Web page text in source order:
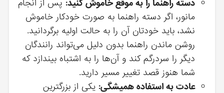
دسته راهنما را به موقع خاموش کنید: پس از انجام
مانور، اگر دسته راهنما به صورت خودکار خاموش
نشد، باید خودتان آن را به حالت اولیه برگردانید.
روشن ماندن راهنما بدون دلیل می‌تواند رانندگان
دیگر را سردرگم کند و آن‌ها را به اشتباه بیندازد که
شما هنوز قصد تغییر مسیر دارید.
عادت به استفاده همیشگی: یکی از بزرگترین